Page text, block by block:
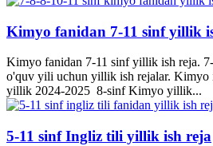
Kimyo fanidan 7-11 sinf yillik
Kimyo fanidan 7-11 sinf yillik ish reja.
o'quv yili uchun yillik ish rejalar.
yillik 2024-2025 8-sinf Kimyo yillik...
5-11 sinf Ingliz tili yillik ish reja